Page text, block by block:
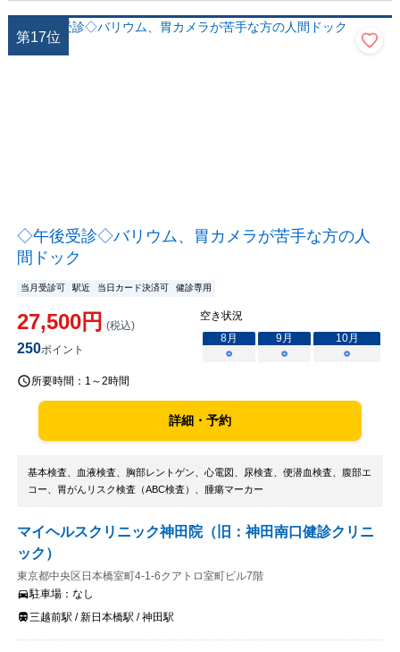
第17位
◇午後受診◇バリウム、胃カメラが苦手な方の人
間ドック
当月受診可 駅近 当日カード決済可 健診専用
27,500円 (税込)
250ポイント
空き状況
8月 9月 10月
○
○ ○
所要時間： 1～2時間
詳細・予約
基本検査、血液検査、胸部レントゲン、心電図、尿検査、便潜血検査、腹部エ
コー、胃がんリスク検査（ABC検査）、腫瘍マーカー
マイヘルスクリニック神田院（旧：神田南口健診クリニ
ック）
東京都中央区日本橋室町4-1-6クアトロ室町ビル7階
駐車場： なし
三越前駅 / 新日本橋駅 / 神田駅